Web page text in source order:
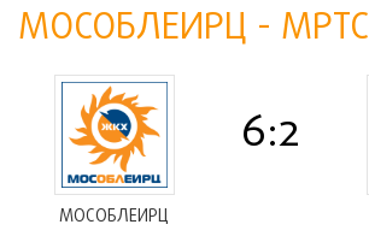
МОСОБЛЕИРЦ - МРТС
МОСОБЛЕИРЦ
6:2